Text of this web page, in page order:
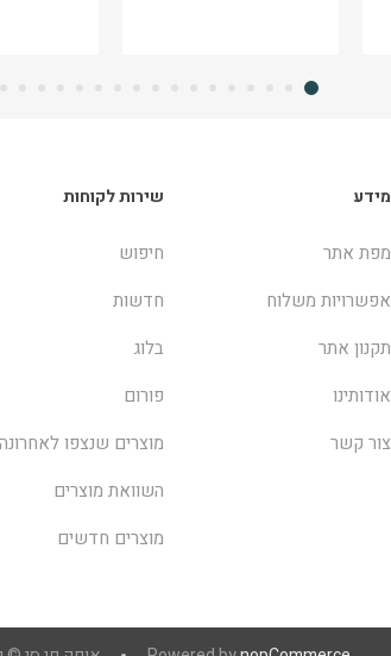
מידע
מפת אתר
אפשרויות משלוח
תקנון אתר
אודותינו
צור קשר
שירות לקוחות
חיפוש
חדשות
בלוג
פורום
מוצרים שנצפו לאחרונה
השוואת מוצרים
מוצרים חדשים